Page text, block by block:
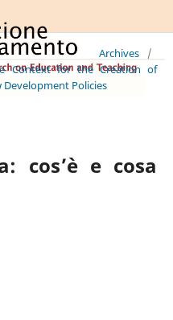
Archives
/
Context for the Creation of
Policies
cos’è e cosa